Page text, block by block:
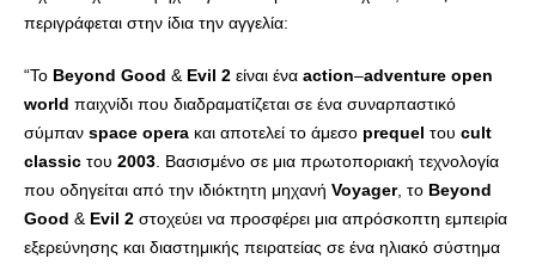
περιγράφεται στην ίδια την αγγελία:
“Το Beyond Good & Evil 2 είναι ένα action–adventure open
world παιχνίδι που διαδραματίζεται σε ένα συναρπαστικό
σύμπαν space opera και αποτελεί το άμεσο prequel του cult
classic του 2003 . Βασισμένο σε μια πρωτοποριακή τεχνολογία
που οδηγείται από την ιδιόκτητη μηχανή Voyager, το Beyond
Good & Evil 2 στοχεύει να προσφέρει μια απρόσκοπτη εμπειρία
εξερεύνησης και διαστημικής πειρατείας σε ένα ηλιακό σύστημα